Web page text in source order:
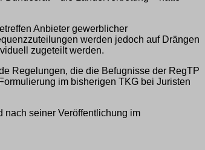
Anbieter gewerblicher
werden jedoch auf Drängen
zugeteilt werden.
Regelungen, die die Befugnisse der RegTP
im bisherigen TKG bei Juristen
nach seiner Veröffentlichung im